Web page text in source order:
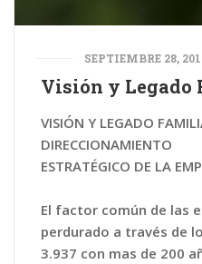
SEPTIEMBRE 28,
Visión y Legado
VISIÓN Y LEGADO
DIRECCIONAMIENTO
ESTRATÉGICO DE LA
El factor común de las
perdurado a través de
3.937 con mas de 200